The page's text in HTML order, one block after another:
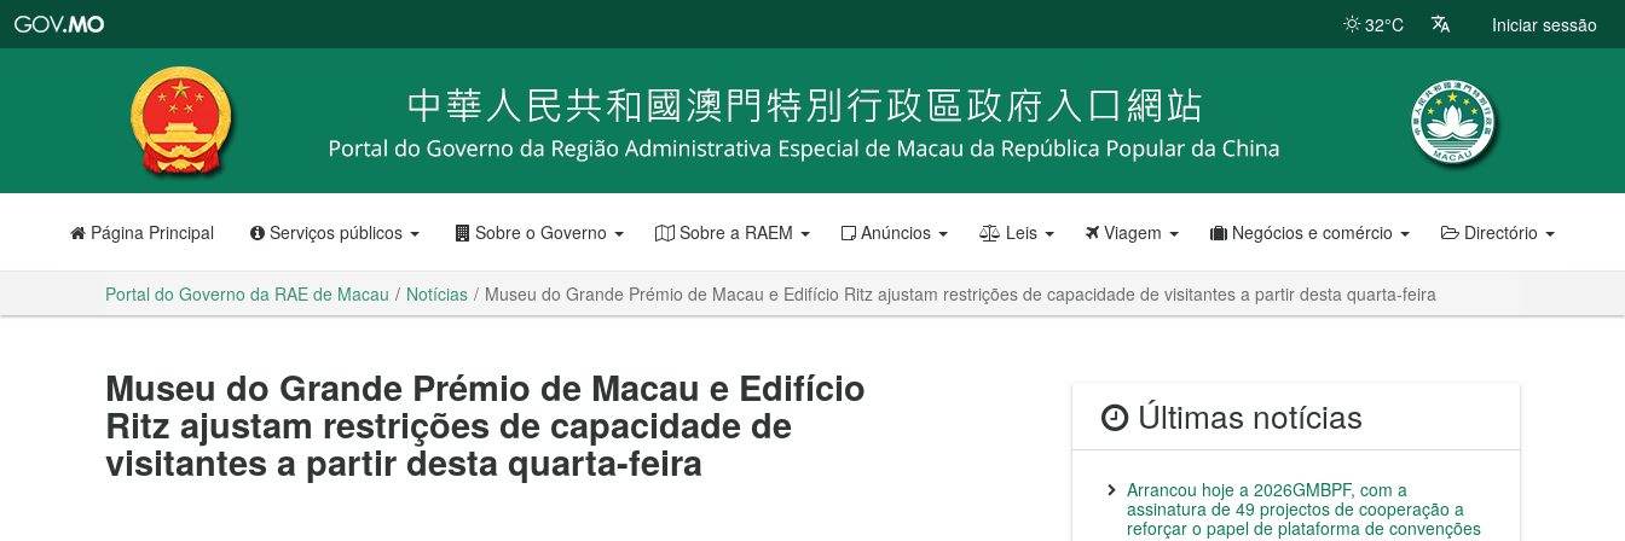
RAE
de
Macau
32°C Iniciar sessão
Página Principal Serviços públicos Sobre o Governo Sobre a RAEM Anúncios Leis Viagem Negócios e comércio Directório
Portal do Governo da RAE de Macau Notícias Museu do Grande Prémio de Macau e Edifício Ritz ajustam restrições de capacidade de visitantes a partir desta quarta-feira
Museu do Grande Prémio de Macau e Edifício
Ritz ajustam restrições de capacidade de
visitantes a partir desta quarta-feira
Últimas notícias
Arrancou hoje a 2026GMBPF, com a
assinatura de 49 projectos de cooperação a
reforçar o papel de plataforma de convenções